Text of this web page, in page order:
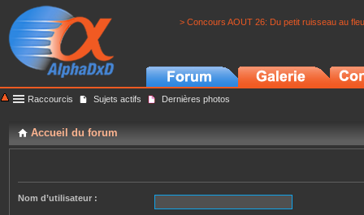
> Concours AOUT 26: Du petit ruisseau au
Raccourcis Sujets actifs Dernières photos
Accueil du forum
Nom d’utilisateur :